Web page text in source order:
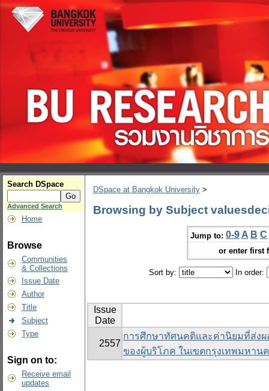
Search DSpace
Advanced Search
Home
Browse
Communities
& Collections
Issue Date
Author
Title
Subject
Type
Sign on to:
Receive email
updates
DSpace at Bangkok University >
Browsing by Subject
Jump to: 0-9 A B C
or enter first
Sort by: In order:
Issue
Date
2557
การศึกษาทัศนคติและค่านิยมที่ส่ง
ของผู้บริโภค ในเขตกรุงเทพมหาน